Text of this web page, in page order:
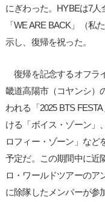
にぎわった。HYBEは7
「WE ARE BACK」（
示し、復帰を祝った。
復帰を記念するオフラ
畿道高陽市（コヤンシ）
われる「2025 BTS
ける「ボイス・ゾーン」
ロフィー・ゾーン」など
予定だ。この期間中に近
ロ・ワールドツアーのア
に除隊したメンバーが参